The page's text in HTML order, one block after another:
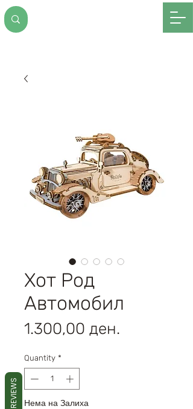
Хот Род
Автомобил
1.300,00 ден.
Quantity *
Нема на Залиха
REVIEWS